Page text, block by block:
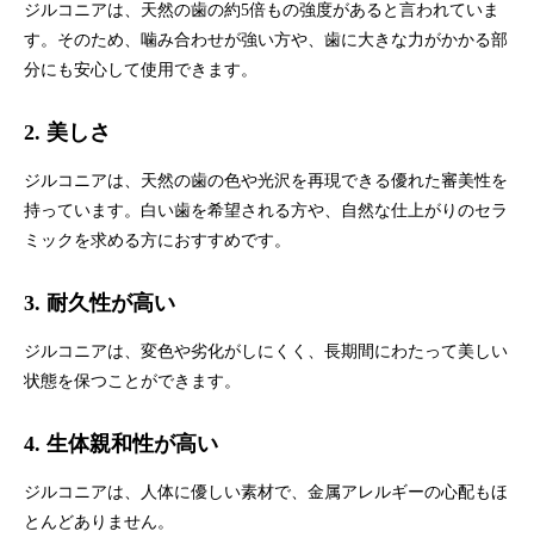
ジルコニアは、天然の歯の約5倍もの強度があると言われていま
す。そのため、噛み合わせが強い方や、歯に大きな力がかかる部
分にも安心して使用できます。
2. 美しさ
ジルコニアは、天然の歯の色や光沢を再現できる優れた審美性を
持っています。白い歯を希望される方や、自然な仕上がりのセラ
ミックを求める方におすすめです。
3. 耐久性が高い
ジルコニアは、変色や劣化がしにくく、長期間にわたって美しい
状態を保つことができます。
4. 生体親和性が高い
ジルコニアは、人体に優しい素材で、金属アレルギーの心配もほ
とんどありません。